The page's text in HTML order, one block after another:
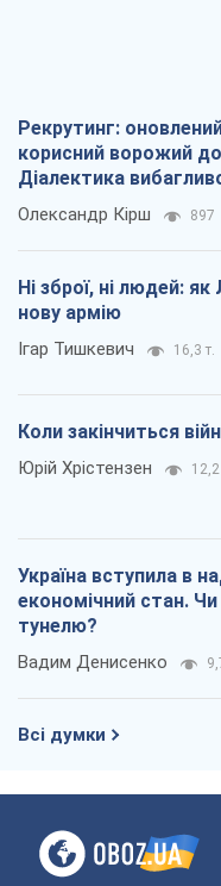
Рекрутинг:
корисний ворожий
Діалектика
Олександр Кірш 897
Ні зброї, ні людей:
нову армію
Ігар Тишкевич 16,3 т.
Коли закінчиться
Юрій Хрістензен 12,2
Україна вступила в
економічний стан. Чи
тунелю?
Вадим Денисенко
Всі думки